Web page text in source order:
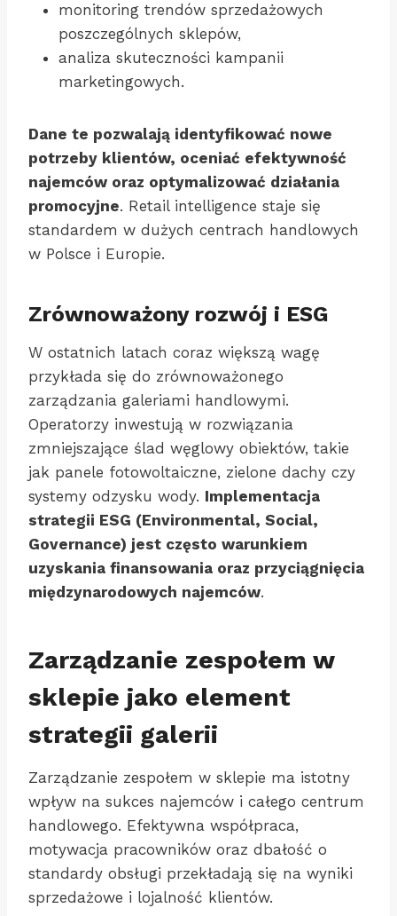
monitoring trendów sprzedażowych
poszczególnych sklepów,
analiza skuteczności kampanii
marketingowych.
Dane te pozwalają identyfikować nowe
potrzeby klientów, oceniać efektywność
najemców oraz optymalizować działania
promocyjne. Retail intelligence staje się
standardem w dużych centrach handlowych
w Polsce i Europie.
Zrównoważony rozwój i ESG
W ostatnich latach coraz większą wagę
przykłada się do zrównoważonego
zarządzania galeriami handlowymi.
Operatorzy inwestują w rozwiązania
zmniejszające ślad węglowy obiektów, takie
jak panele fotowoltaiczne, zielone dachy czy
systemy odzysku wody. Implementacja
strategii ESG (Environmental, Social,
Governance) jest często warunkiem
uzyskania finansowania oraz przyciągnięcia
międzynarodowych najemców.
Zarządzanie zespołem w
sklepie jako element
strategii galerii
Zarządzanie zespołem w sklepie ma istotny
wpływ na sukces najemców i całego centrum
handlowego. Efektywna współpraca,
motywacja pracowników oraz dbałość o
standardy obsługi przekładają się na wyniki
sprzedażowe i lojalność klientów.